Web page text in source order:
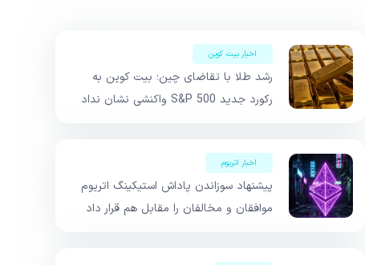
اخبار بیت کوین
رشد طلا با تقاضای چین؛ بیت کوین به
رکورد جدید S&P 500 واکنشی نشان نداد
اخبار اتریوم
پیشنهاد سوزاندن پاداش استیکینگ اتریوم
موافقان و مخالفان را مقابل هم قرار داد